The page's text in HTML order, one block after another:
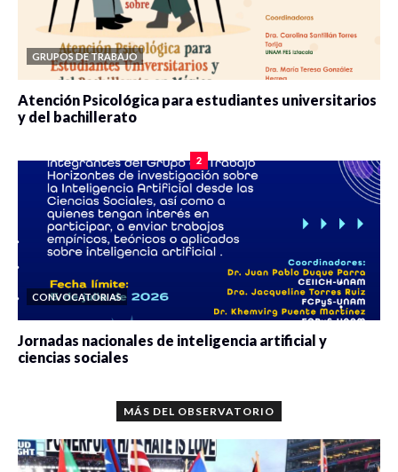
GRUPOS DE TRABAJO
Atención Psicológica para estudiantes universitarios
y del bachillerato
2
CONVOCATORIAS
Jornadas nacionales de inteligencia artificial y
ciencias sociales
MÁS DEL OBSERVATORIO